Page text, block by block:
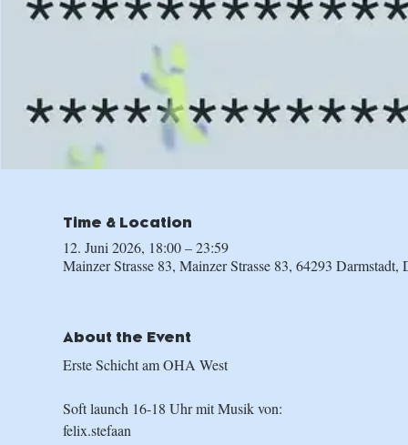
Time & Location
12. Juni 2026, 18:00 – 23:59
Mainzer Strasse 83, Mainzer Strasse 83, 64293 Darmstadt,
About the Event
Erste Schicht am OHA West
Soft launch 16-18 Uhr mit Musik von:
felix.stefaan